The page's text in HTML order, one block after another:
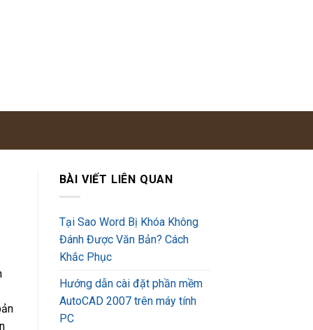
BÀI VIẾT LIÊN QUAN
Tại Sao Word Bị Khóa Không
Đánh Được Văn Bản? Cách
Khắc Phục
Hướng dẫn cài đặt phần mềm
AutoCAD 2007 trên máy tính
PC